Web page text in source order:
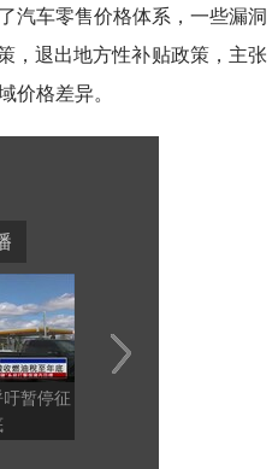
汽车零售价格体系，一些漏洞
，退出地方性补贴政策，主张
格差异。
暂停征